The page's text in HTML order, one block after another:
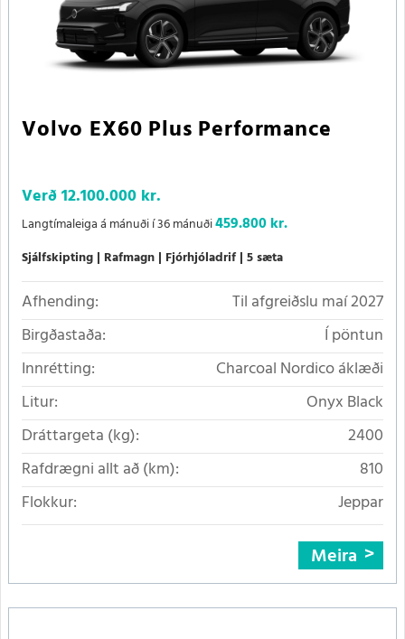
Volvo EX60 Plus Performance
Verð12.100.000 kr.
Langtímaleiga á mánuði í 36 mánuði459.800 kr.
Sjálfskipting Rafmagn Fjórhjóladrif 5 sæta
Afhending:
Til afgreiðslu maí 2027
Birgðastaða:
Í pöntun
Innrétting:
Charcoal Nordico áklæði
Litur:
Onyx Black
Dráttargeta (kg):
2400
Rafdrægni allt að (km):
810
Flokkur:
Jeppar
Meira